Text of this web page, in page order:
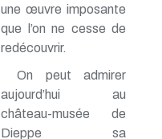
une œuvre imposante
que l’on ne cesse de
redécouvrir.
On peut admirer
aujourd’hui au
château-musée de
Dieppe sa